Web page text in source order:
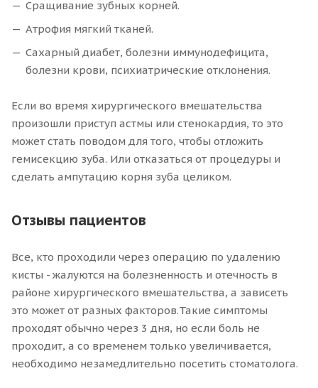
Сращивание зубных корней.
Атрофия мягкий тканей.
Сахарный диабет, болезни иммунодефицита,
болезни крови, психиатрические отклонения.
Если во время хирургического вмешательства
произошли приступ астмы или стенокардия, то это
может стать поводом для того, чтобы отложить
гемисекцию зуба. Или отказаться от процедуры и
сделать ампутацию корня зуба целиком.
Отзывы пациентов
Все, кто проходили через операцию по удалению
кисты - жалуются на болезненность и отечность в
районе хирургического вмешательства, а зависеть
это может от разных факторов.Такие симптомы
проходят обычно через 3 дня, но если боль не
проходит, а со временем только увеличивается,
необходимо незамедлительно посетить стоматолога.